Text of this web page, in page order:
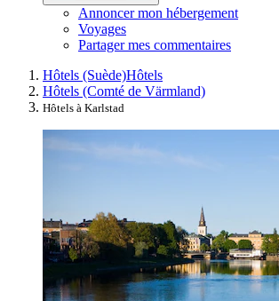
Annoncer mon hébergement
Voyages
Partager mes commentaires
Hôtels (Suède)Hôtels
Hôtels (Comté de Värmland)
Hôtels à Karlstad